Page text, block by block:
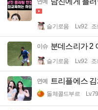
연예
슬기로움 Lv.92 조
이슈 분데스리가 2
슬기로움 Lv.92 조
연예 트리플에스
돌체콜드부르 Lv.79